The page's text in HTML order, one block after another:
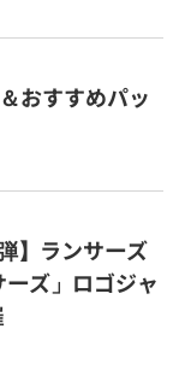
おすすめパッ
】ランサーズ
ズ」ロゴジャ